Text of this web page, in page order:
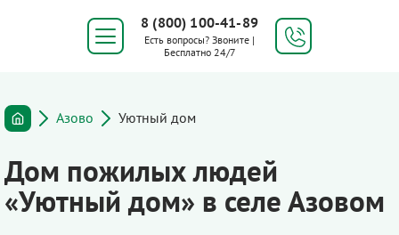
8 (800) 100-41-89
Есть вопросы? Звоните |
Бесплатно 24/7
Азово Уютный дом
Дом пожилых людей
«Уютный дом» в селе Азовом